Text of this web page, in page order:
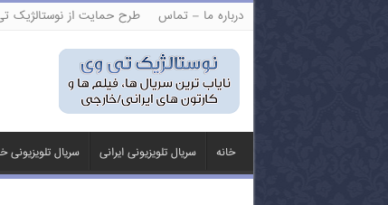
درباره ما – تماس طرح حمایت از نوستالژیک
خانه سریال تلویزیونی ایرانی سریال تلویزیونی